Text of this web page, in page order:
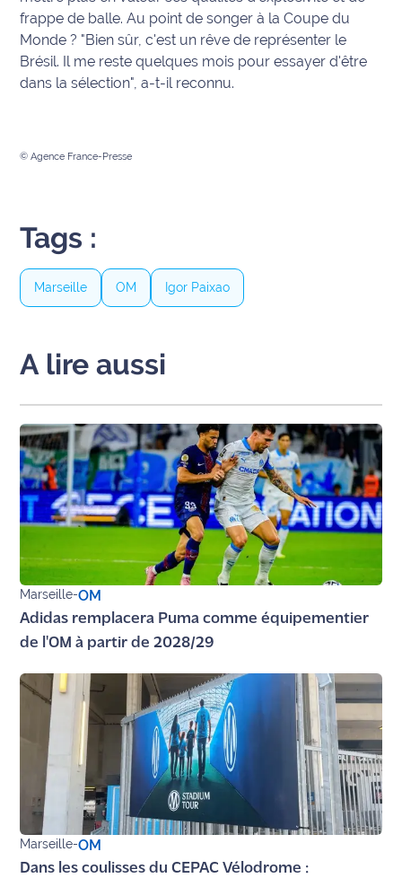
site maritima.fr
Archives
frappe de balle. Au point de songer à la Coupe du
Monde ? "Bien sûr, c'est un rêve de représenter le
Brésil. Il me reste quelques mois pour essayer d'être
dans la sélection", a-t-il reconnu.
© Agence France-Presse
Tags :
Marseille OM Igor Paixao
A lire aussi
Marseille-OM
Adidas remplacera Puma comme équipementier
de l'OM à partir de 2028/29
Marseille-OM
Dans les coulisses du CEPAC Vélodrome :